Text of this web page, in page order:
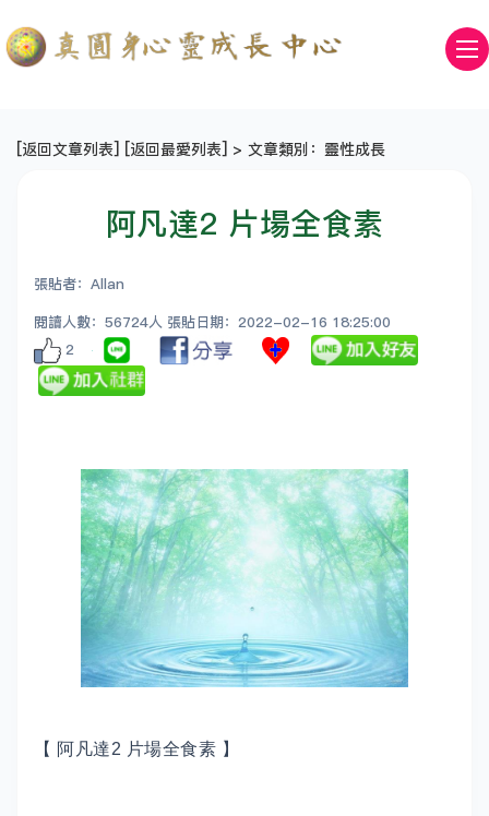
[返回文章列表] [返回最愛列表] > 文章類別：靈性成長
阿凡達2 片場全食素
張貼者：Allan
閱讀人數：56724人 張貼日期：2022-02-16 18:25:00
2
【 阿凡達2 片場全食素 】